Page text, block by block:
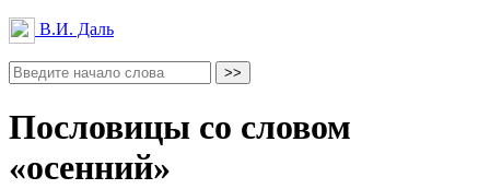
В.И. Даль
Пословицы со словом
«осенний»